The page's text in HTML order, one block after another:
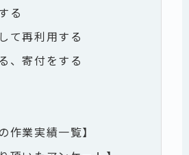
る
て再利用する
、寄付をする
作業実績一覧】